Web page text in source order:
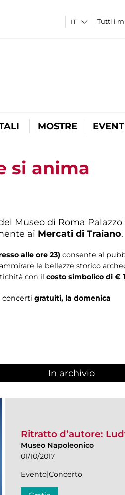
Tutti i
MOSTRE
si anima
Museo di Roma
ai Mercati di Traiano.
alle ore 23) consente al
le bellezze storico
con il costo simbolico di €
concerti gratuiti, la domenica
In archivio
Ritratto d’autore:
Museo Napoleonico
01/10/2017
Evento|Concerto